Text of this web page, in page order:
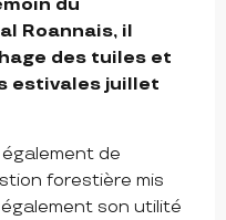
du
Roannais, il
des tuiles et
estivales juillet
de
forestière mis
son utilité